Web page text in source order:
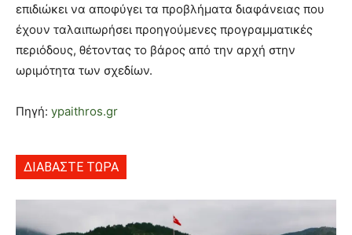
επιδιώκει να αποφύγει τα προβλήματα διαφάνειας που
έχουν ταλαιπωρήσει προηγούμενες προγραμματικές
περιόδους, θέτοντας το βάρος από την αρχή στην
ωριμότητα των σχεδίων.
Πηγή: ypaithros.gr
ΔΙΑΒΑΣΤΕ ΤΩΡΑ